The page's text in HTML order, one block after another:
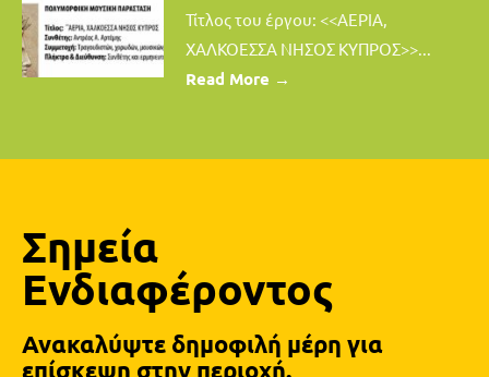
Τίτλος του έργου: <<ΑΕΡΙΑ,
ΧΑΛΚΟΕΣΣΑ ΝΗΣΟΣ ΚΥΠΡΟΣ>>...
Read More →
Σημεία
Ενδιαφέροντος
Ανακαλύψτε δημοφιλή μέρη για
επίσκεψη στην περιοχή.